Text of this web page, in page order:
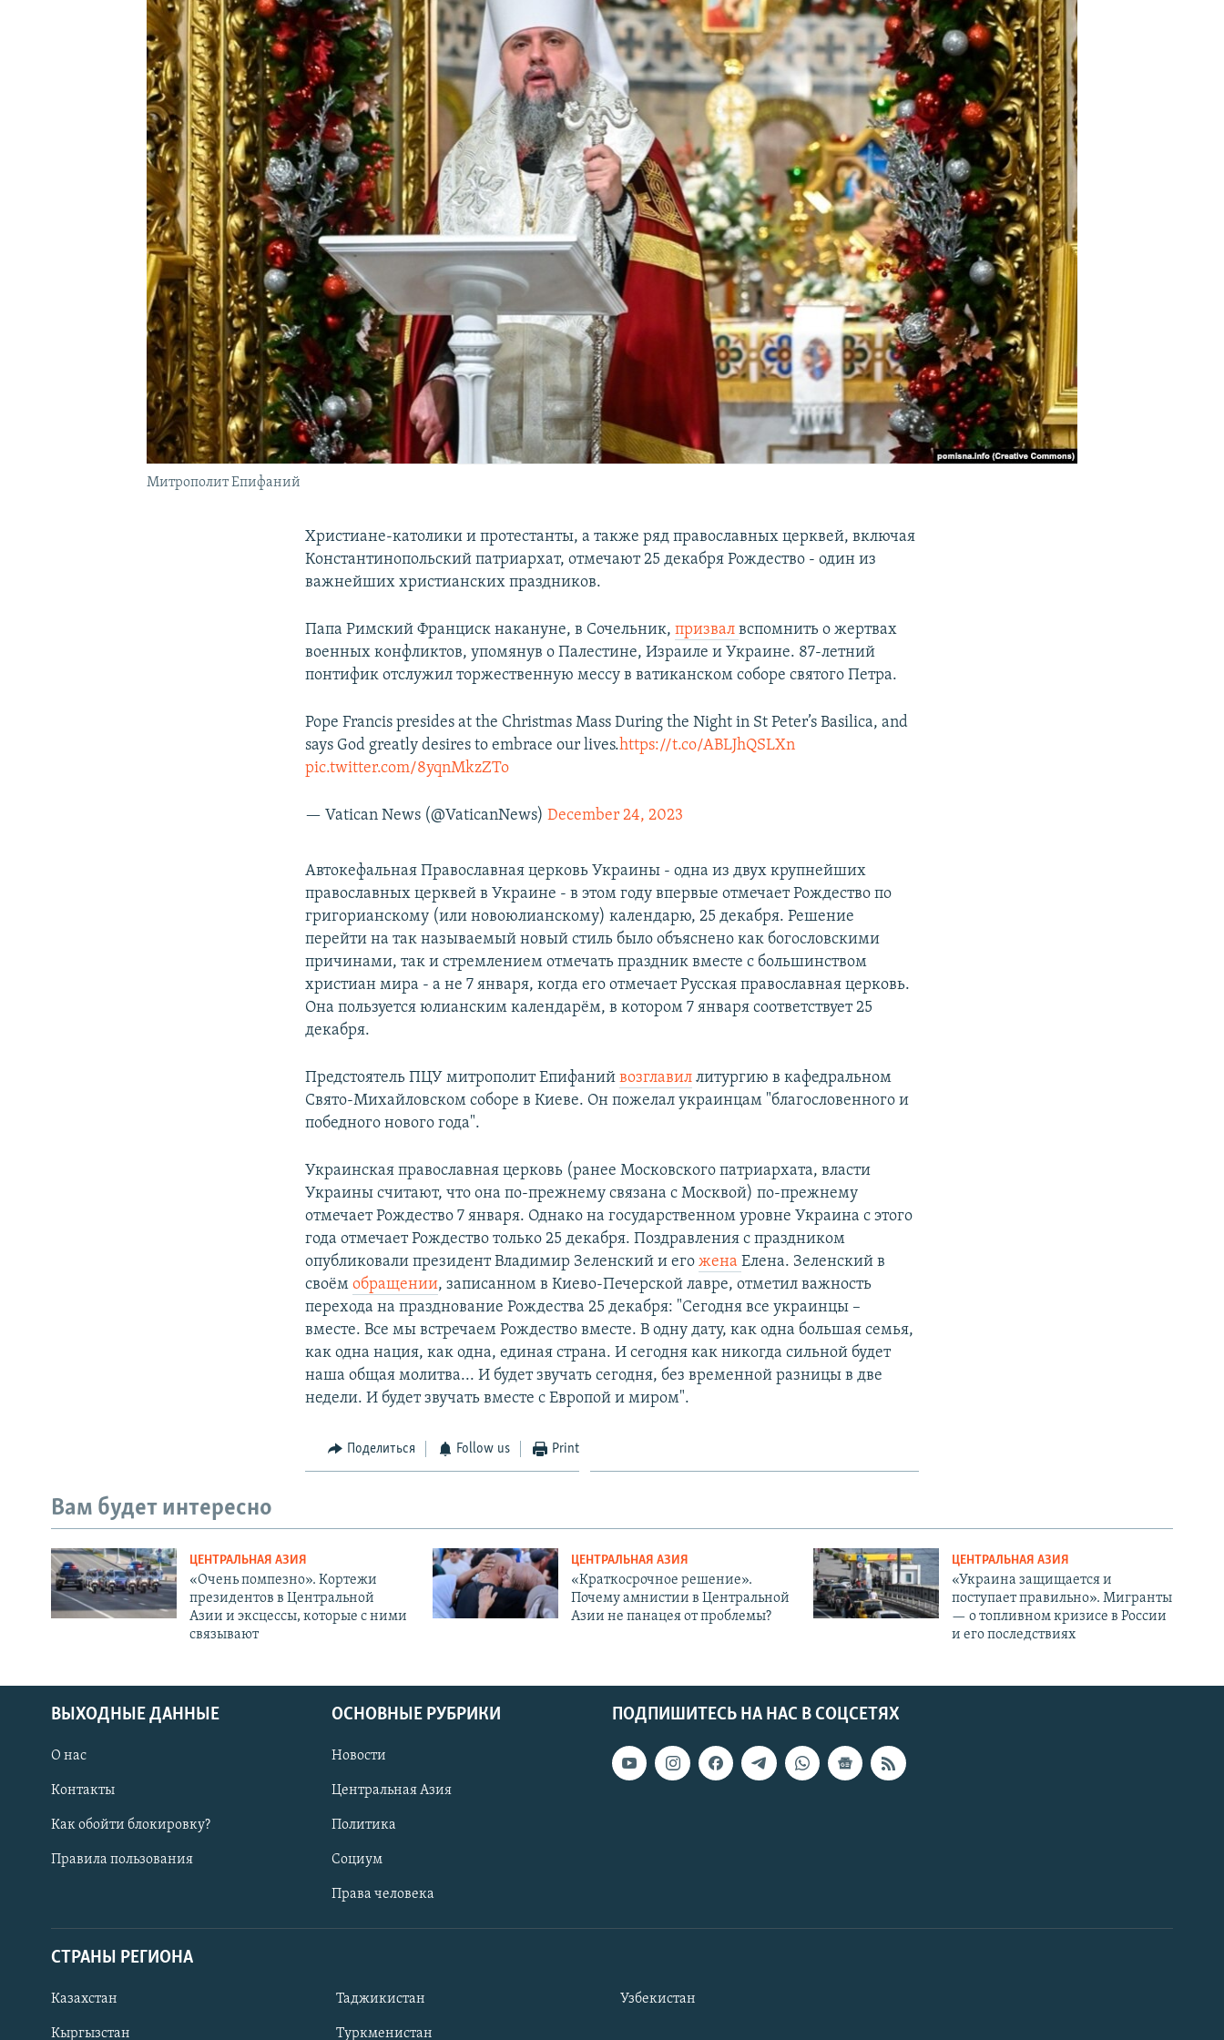
Митрополит Епифаний
Христиане-католики и протестанты, а также ряд православных церквей, включая
Константинопольский патриархат, отмечают 25 декабря Рождество - один из
важнейших христианских праздников.
Папа Римский Франциск накануне, в Сочельник,призвалвспомнить о жертвах
военных конфликтов, упомянув о Палестине, Израиле и Украине. 87-летний
понтифик отслужил торжественную мессу в ватиканском соборе святого Петра.
Pope Francis presides at the Christmas Mass During the Night in St Peter’s Basilica, and
says God greatly desires to embrace our lives.https://t.co/ABLJhQSLXn
pic.twitter.com/8yqnMkzZTo
— Vatican News (@VaticanNews)December 24, 2023
Автокефальная Православная церковь Украины - одна из двух крупнейших
православных церквей в Украине - в этом году впервые отмечает Рождество по
григорианскому (или новоюлианскому) календарю, 25 декабря. Решение
перейти на так называемый новый стиль было объяснено как богословскими
причинами, так и стремлением отмечать праздник вместе с большинством
христиан мира - а не 7 января, когда его отмечает Русская православная церковь.
Она пользуется юлианским календарём, в котором 7 января соответствует 25
декабря.
Предстоятель ПЦУ митрополит Епифанийвозглавил литургию в кафедральном
Свято-Михайловском соборе в Киеве. Он пожелал украинцам "благословенного и
победного нового года".
Украинская православная церковь (ранее Московского патриархата, власти
Украины считают, что она по-прежнему связана с Москвой) по-прежнему
отмечает Рождество 7 января. Однако на государственном уровне Украина с этого
года отмечает Рождество только 25 декабря. Поздравления с праздником
опубликовали президент Владимир Зеленский и егоженаЕлена. Зеленский в
своёмобращении, записанном в Киево-Печерской лавре, отметил важность
перехода на празднование Рождества 25 декабря: "Сегодня все украинцы –
вместе. Все мы встречаем Рождество вместе. В одну дату, как одна большая семья,
как одна нация, как одна, единая страна. И сегодня как никогда сильной будет
наша общая молитва... И будет звучать сегодня, без временной разницы в две
недели. И будет звучать вместе с Европой и миром".
Поделиться Follow us Print
Вам будет интересно
ЦЕНТРАЛЬНАЯ АЗИЯ
«Очень помпезно». Кортежи
президентов в Центральной
Азии и эксцессы, которые с ними
связывают
ЦЕНТРАЛЬНАЯ АЗИЯ
«Краткосрочное решение».
Почему амнистии в Центральной
Азии не панацея от проблемы?
ЦЕНТРАЛЬНАЯ АЗИЯ
«Украина защищается и
поступает правильно». Мигранты
— о топливном кризисе в России
и его последствиях
ПОДПИШИТЕСЬ НА НАС В СОЦСЕТЯХ
ВЫХОДНЫЕ ДАННЫЕ
О нас
Контакты
Как обойти блокировку?
Правила пользования
ОСНОВНЫЕ РУБРИКИ
Новости
Центральная Азия
Политика
Социум
Права человека
СТРАНЫ РЕГИОНА
Казахстан
Кыргызстан
Таджикистан
Туркменистан
Узбекистан